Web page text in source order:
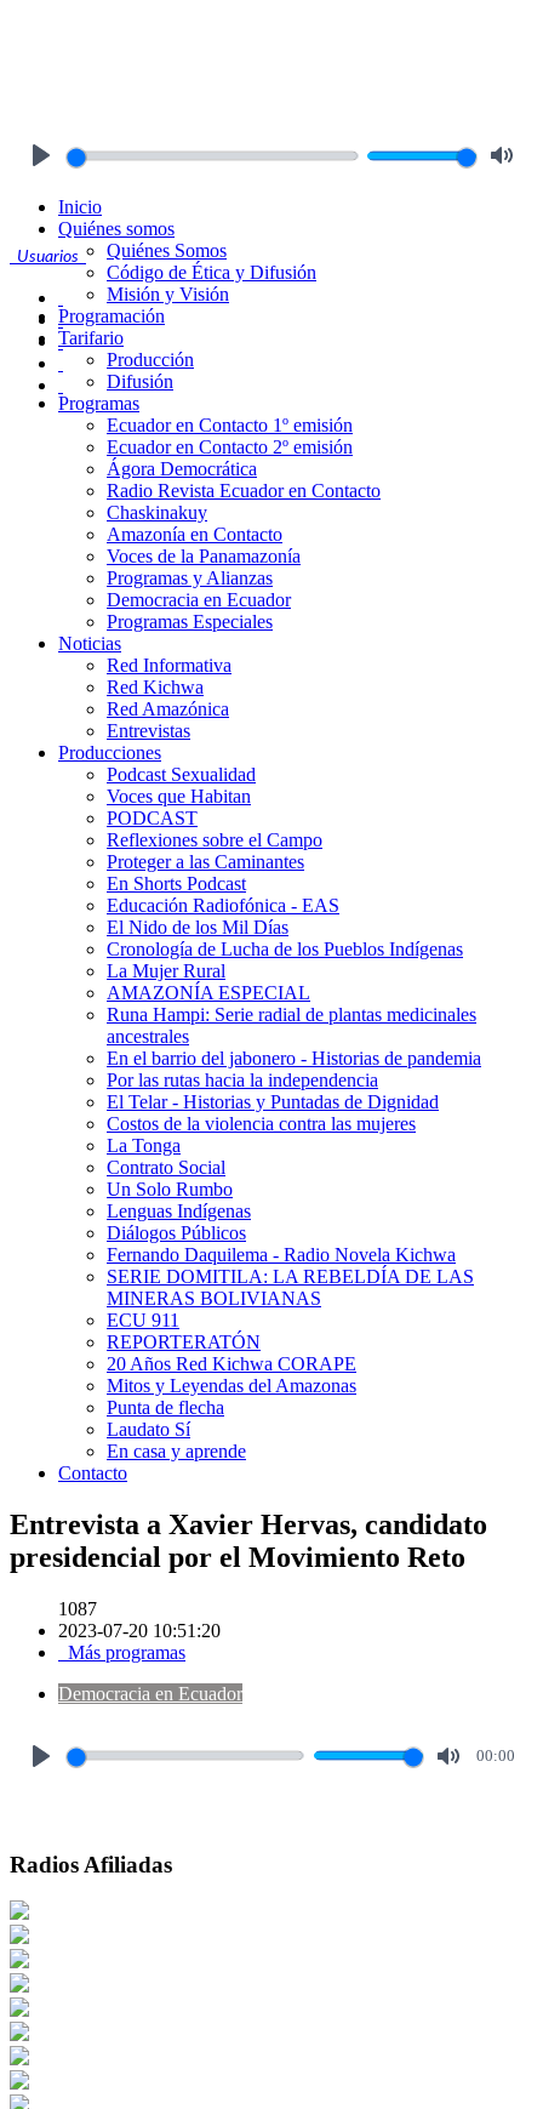
Usuarios
Inicio
Quiénes somos
Quiénes Somos
Código de Ética y Difusión
Misión y Visión
Programación
Tarifario
Producción
Difusión
Programas
Ecuador en Contacto 1º emisión
Ecuador en Contacto 2º emisión
Ágora Democrática
Radio Revista Ecuador en Contacto
Chaskinakuy
Amazonía en Contacto
Voces de la Panamazonía
Programas y Alianzas
Democracia en Ecuador
Programas Especiales
Noticias
Red Informativa
Red Kichwa
Red Amazónica
Entrevistas
Producciones
Podcast Sexualidad
Voces que Habitan
PODCAST
Reflexiones sobre el Campo
Proteger a las Caminantes
En Shorts Podcast
Educación Radiofónica - EAS
El Nido de los Mil Días
Cronología de Lucha de los Pueblos Indígenas
La Mujer Rural
AMAZONÍA ESPECIAL
Runa Hampi: Serie radial de plantas medicinales
ancestrales
En el barrio del jabonero - Historias de pandemia
Por las rutas hacia la independencia
El Telar - Historias y Puntadas de Dignidad
Costos de la violencia contra las mujeres
La Tonga
Contrato Social
Un Solo Rumbo
Lenguas Indígenas
Diálogos Públicos
Fernando Daquilema - Radio Novela Kichwa
SERIE DOMITILA: LA REBELDÍA DE LAS
MINERAS BOLIVIANAS
ECU 911
REPORTERATÓN
20 Años Red Kichwa CORAPE
Mitos y Leyendas del Amazonas
Punta de flecha
Laudato Sí
En casa y aprende
Contacto
Entrevista a Xavier Hervas, candidato
presidencial por el Movimiento Reto
1087
2023-07-20 10:51:20
Más programas
Democracia en Ecuador
00:00
Radios Afiliadas